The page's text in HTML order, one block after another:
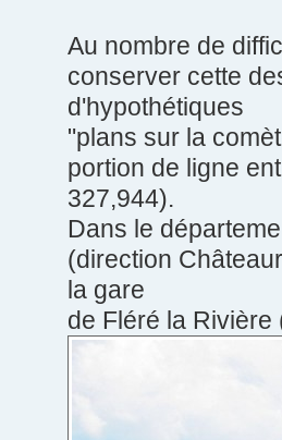
Au nombre de
conserver cette
d'hypothétiques
"plans sur la
portion de ligne
327,944).
Dans le
(direction
la gare
de Fléré la Rivière